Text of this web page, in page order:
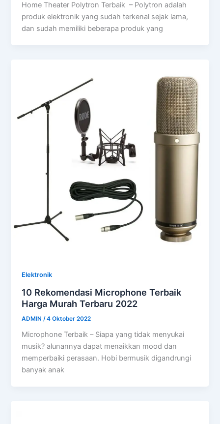
Home Theater Polytron Terbaik – Polytron adalah
produk elektronik yang sudah terkenal sejak lama,
dan sudah memiliki beberapa produk yang
Elektronik
10 Rekomendasi Microphone Terbaik
Harga Murah Terbaru 2022
ADMIN /4 Oktober 2022
Microphone Terbaik – Siapa yang tidak menyukai
musik? alunannya dapat menaikkan mood dan
memperbaiki perasaan. Hobi bermusik digandrungi
banyak anak